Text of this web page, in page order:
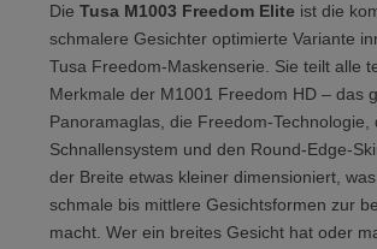
Die Tusa M1003 Freedom Elite ist die
schmalere Gesichter optimierte Variante
Tusa Freedom-Maskenserie. Sie teilt alle
Merkmale der M1001 Freedom HD – das
Panoramaglas, die Freedom-Technologie,
Schnallensystem und den Round-Edge-
der Breite etwas kleiner dimensioniert,
schmale bis mittlere Gesichtsformen zur
macht. Wer ein breites Gesicht hat oder